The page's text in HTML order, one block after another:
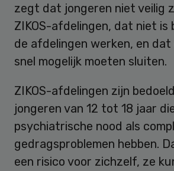
zegt dat jongeren niet veilig
ZIKOS-afdelingen, dat niet is
de afdelingen werken, en dat
snel mogelijk moeten sluiten.
ZIKOS-afdelingen zijn
jongeren van 12 tot 18 jaar
psychiatrische nood als
gedragsproblemen hebben.
een risico voor zichzelf, ze